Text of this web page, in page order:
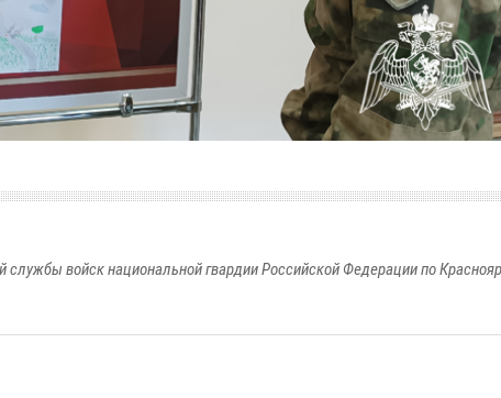
войск национальной гвардии Российской Федерации по